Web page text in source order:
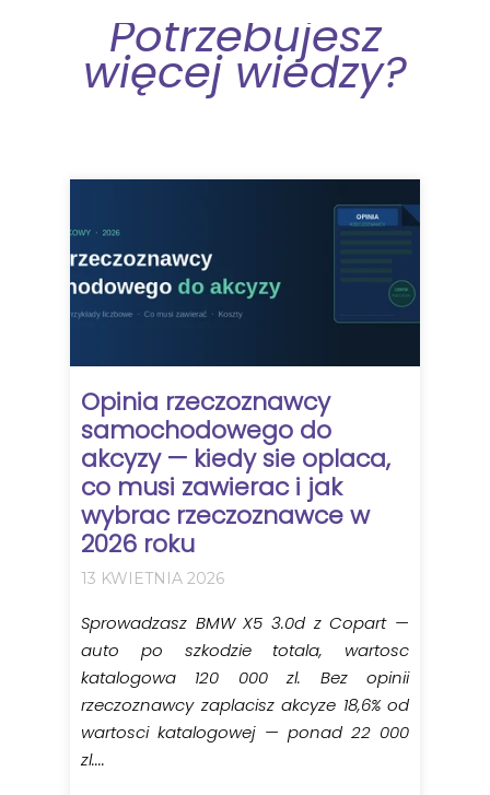
Potrzebujesz
więcej wiedzy?
Opinia rzeczoznawcy
samochodowego do
akcyzy — kiedy sie oplaca,
co musi zawierac i jak
wybrac rzeczoznawce w
2026 roku
13 KWIETNIA 2026
Sprowadzasz BMW X5 3.0d z Copart —
auto po szkodzie totala, wartosc
katalogowa 120 000 zl. Bez opinii
rzeczoznawcy zaplacisz akcyze 18,6% od
wartosci katalogowej — ponad 22 000
zl....